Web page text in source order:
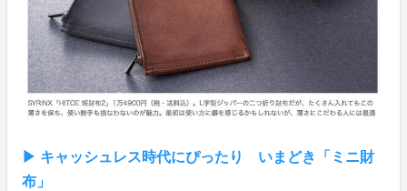
▶︎ キャッシュレス時代にぴったり いまどき「ミニ財
布」